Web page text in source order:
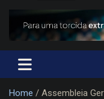
Home Assembleia